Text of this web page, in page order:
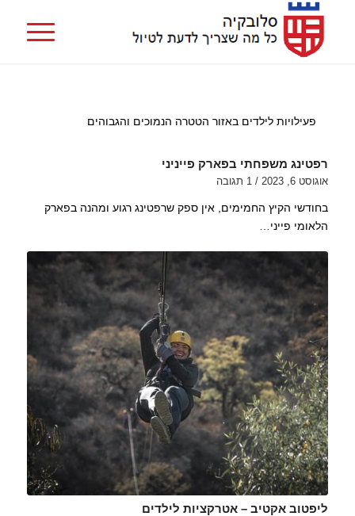
פעילויות לילדים באזור הטטרה הנמוכים והגבוהים
רפטינג משפחתי בפארק פייניני
אוגוסט 6, 2023 / 1 תגובה
בחודשי הקיץ החמימים, אין ספק שרפטינג רגוע ומהנה בפארק
הלאומי פייני…
ליפטוב אקטיב – אטרקציות לילדים